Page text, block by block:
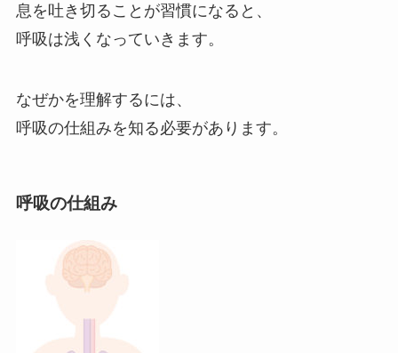
息を吐き切ることが習慣になると、
呼吸は浅くなっていきます。
なぜかを理解するには、
呼吸の仕組みを知る必要があります。
呼吸の仕組み